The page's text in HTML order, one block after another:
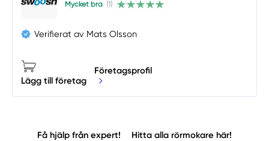
Mycket bra (1)
Verifierat av Mats Olsson
Lägg till företag
Företagsprofil
Få hjälp från expert! Hitta alla rörmokare här!